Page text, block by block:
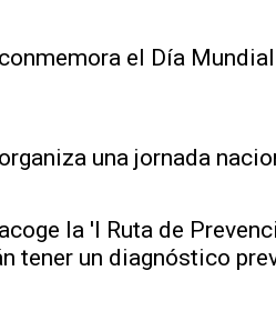
el Día
una jornada
la 'I Ruta de
tener un diagnóstico